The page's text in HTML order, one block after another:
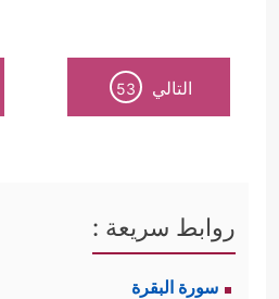
التالي 53
روابط سريعة :
سورة البقرة